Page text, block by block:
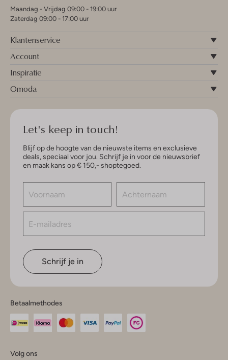
Maandag - Vrijdag 09:00 - 19:00 uur
Zaterdag 09:00 - 17:00 uur
Klantenservice
Account
Inspiratie
Omoda
Let's keep in touch!
Blijf op de hoogte van de nieuwste items en exclusieve
deals, speciaal voor jou. Schrijf je in voor de nieuwsbrief
en maak kans op € 150,- shoptegoed.
Schrijf je in
Betaalmethodes
Volg ons